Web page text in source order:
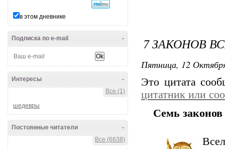
в этом дневнике
-
Подписка по e-mail
-
Интересы
Все (1)
шедевры
-
Постоянные читатели
Все (6638)
7 ЗАКОНОВ
Пятница, 12
Это цитата
цитатник или
Семь